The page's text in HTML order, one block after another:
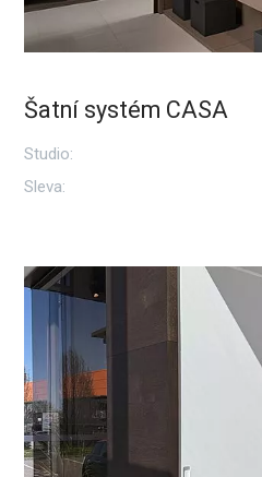
Šatní systém CASA
Studio:
Sleva: